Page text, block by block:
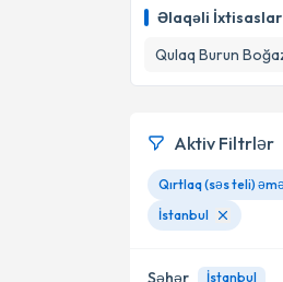
Əlaqəli İxtisaslar
Aktiv Filtrlər
İstanbul
Şəhər İstanbul